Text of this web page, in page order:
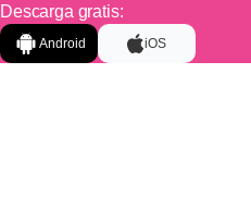
Descarga gratis:
Android iOS